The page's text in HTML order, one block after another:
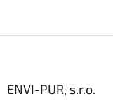
ENVI-PUR, s.r.o.